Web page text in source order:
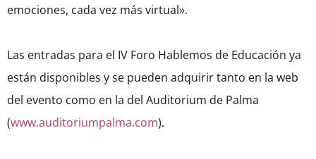
emociones, cada vez más virtual».
Las entradas para el IV Foro Hablemos de Educación ya
están disponibles y se pueden adquirir tanto en la web
del evento como en la del Auditorium de Palma
(www.auditoriumpalma.com).